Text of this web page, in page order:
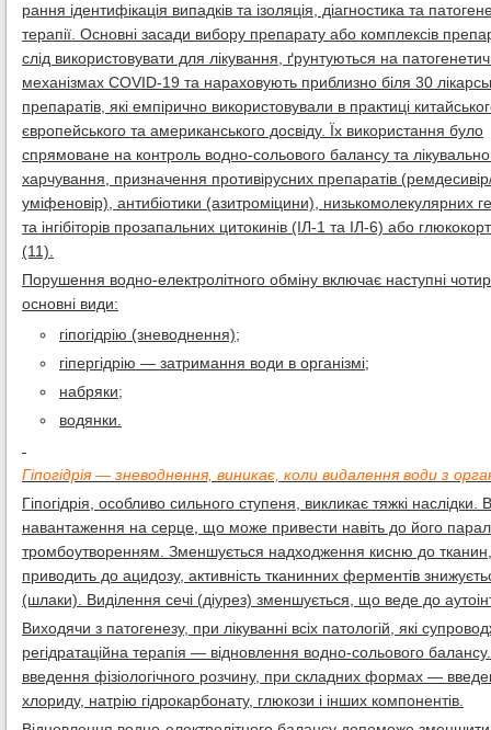
рання ідентифікація випадків та ізоляція, діагностика та
терапії. Основні засади вибору препарату або комплексів
слід використовувати для лікування, ґрунтуються на
механізмах COVID-19 та нараховують приблизно біля 30
препаратів, які емпірично використовували в практиці
європейського та американського досвіду. Їх використання було
спрямоване на контроль водно-сольового балансу та
харчування, призначення противірусних препаратів
уміфеновір), антибіотики (азитроміцини), низькомолекулярних
та інгібіторів прозапальних цитокинів (ІЛ-1 та ІЛ-6) або
(11).
Порушення водно-електролітного обміну включає наступні
основні види:
гіпогідрію (зневоднення);
гіпергідрію — затримання води в організмі;
набряки;
водянки.
Гіпогідрія — зневоднення, виникає, коли видалення води з
Гіпогідрія, особливо сильного ступеня, викликає тяжкі
навантаження на серце, що може привести навіть до його
тромбоутворенням. Зменшується надходження кисню до тканин,
приводить до ацидозу, активність тканинних ферментів
(шлаки). Виділення сечі (діурез) зменшується, що веде до
Виходячи з патогенезу, при лікуванні всіх патологій, які
регідратаційна терапія — відновлення водно-сольового
введення фізіологічного розчину, при складних формах —
хлориду, натрію гідрокарбонату, глюкози і інших компонентів.